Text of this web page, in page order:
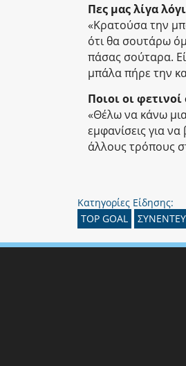
Πες μας λίγα
«Κρατούσα την
ότι θα σουτάρω
πάσας σούταρα.
μπάλα πήρε την
Ποιοι οι
«Θέλω να κάνω
εμφανίσεις για
άλλους τρόπους
Κατηγορίες Είδησης:
TOP GOAL